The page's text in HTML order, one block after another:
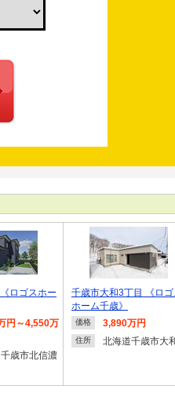
ロゴスホー
円～4,550万
歳市北信濃
千歳市大和3丁目 《ロゴ
ホーム千歳》
価格 3,890万円
住所 北海道千歳市大